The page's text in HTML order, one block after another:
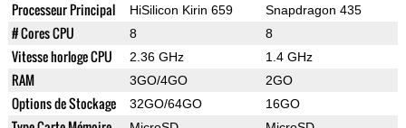
Processeur Principal HiSilicon Kirin 659 Snapdragon 435
# Cores CPU 8 8
Vitesse horloge CPU 2.36 GHz 1.4 GHz
RAM 3GO/4GO 2GO
Options de Stockage 32GO/64GO 16GO